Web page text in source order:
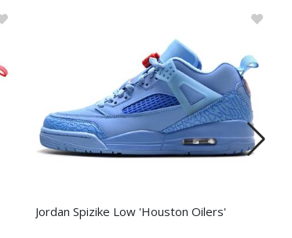
Jordan Spizike Low 'Houston Oilers'